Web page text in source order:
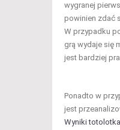
wygranej
powinien zdać
W przypadku
grą wydaje się
jest bardziej
Ponadto w
jest
Wyniki totolotka